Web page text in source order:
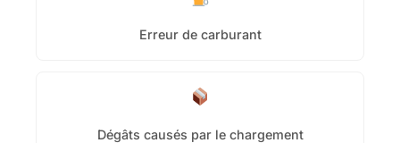
Erreur de carburant
Dégâts causés par le chargement